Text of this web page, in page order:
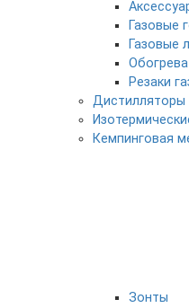
Газовые
Газовые
Резаки
Дистилляторы
Кемпинговая
Зонты